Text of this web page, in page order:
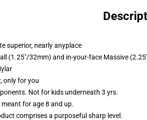
superior, nearly anyplace
(1.25"/32mm) and in-your-face Massive
only for you
Not for kids underneath 3 yrs.
meant for age 8 and up.
comprises a purposeful sharp level.